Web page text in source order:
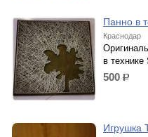
Панно в
Краснодар
в технике
500 р.
Игрушка